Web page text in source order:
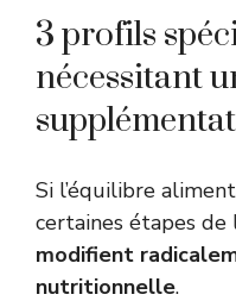
3 profils
nécessitant
Si l’équilibre
certaines étapes de
modifient
nutritionnelle.